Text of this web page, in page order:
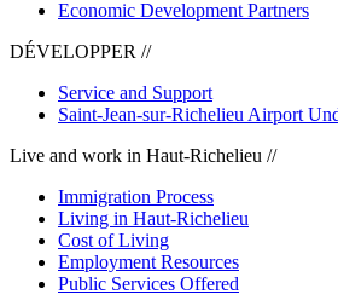
Economic Development Partners
DÉVELOPPER //
Service and Support
Saint-Jean-sur-Richelieu Airport
Live and work in Haut-Richelieu //
Immigration Process
Living in Haut-Richelieu
Cost of Living
Employment Resources
Public Services Offered